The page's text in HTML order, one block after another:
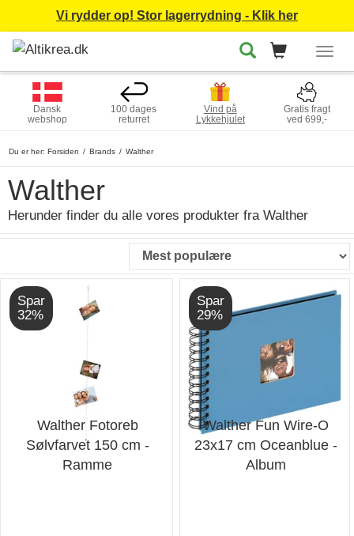
Vi rydder op! Stor lagerrydning - Klik her
Dansk
webshop
100 dages
returret
Vind på
Lykkehjulet
Gratis fragt
ved 699,-
Du er her: Forsiden Brands Walther
Walther
Herunder finder du alle vores produkter fra Walther
Spar
32%
Walther Fotoreb
Sølvfarvet 150 cm -
Ramme
Spar
29%
Walther Fun Wire-O
23x17 cm Oceanblue -
Album